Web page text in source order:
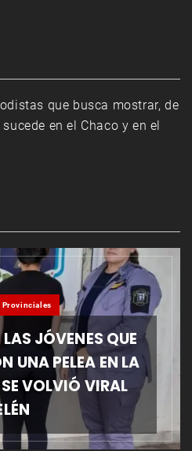
que busca mostrar, de
en el Chaco y en el
Provinciales
JÓVENES QUE
UNA PELEA EN LA
VOLVIÓ VIRAL